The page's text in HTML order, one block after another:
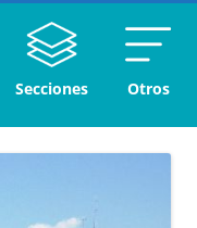
Secciones Otros